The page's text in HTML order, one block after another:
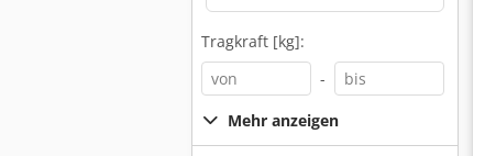
Tragkraft [kg]:
-
Mehr anzeigen